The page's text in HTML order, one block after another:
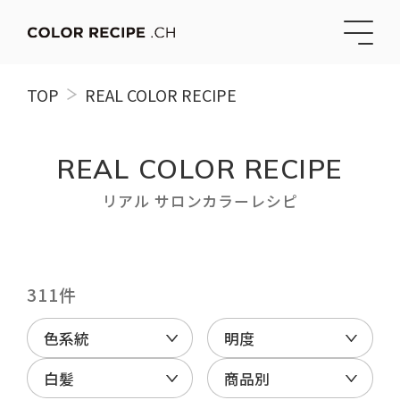
TOP REAL COLOR RECIPE
REAL COLOR RECIPE
リアル サロンカラーレシピ
311件